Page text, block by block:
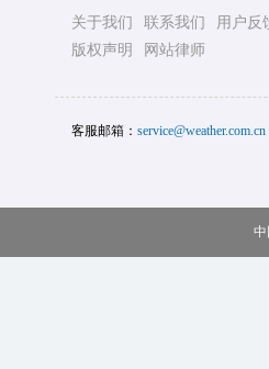
关于我们 联系我们
用户反
版权声明
网站律师
客服邮箱： service@weather.com.cn